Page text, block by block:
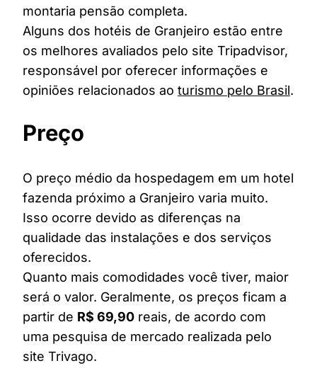
montaria pensão completa.
Alguns dos hotéis de Granjeiro estão entre
os melhores avaliados pelo site Tripadvisor,
responsável por oferecer informações e
opiniões relacionados ao turismo pelo Brasil.
Preço
O preço médio da hospedagem em um hotel
fazenda próximo a Granjeiro varia muito.
Isso ocorre devido as diferenças na
qualidade das instalações e dos serviços
oferecidos.
Quanto mais comodidades você tiver, maior
será o valor. Geralmente, os preços ficam a
partir de R$ 69,90 reais, de acordo com
uma pesquisa de mercado realizada pelo
site Trivago.